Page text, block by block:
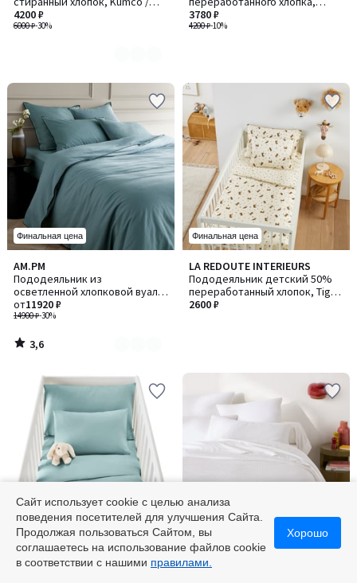
Кумко
6000 ₽-30%
4200 ₽
3
принт "пальмы", TAPAHI /
ТАПАХИ
4200 ₽-10%
3780 ₽
Финальная цена
AM.PM
Пододеяльник из
осветленной хлопковой вуали,
Gypse / Джипс
14900 ₽-30%
от11920 ₽
3,6
/ 5
Количество
цветов:
7
3,6
/
Финальная цена
LA REDOUTE INTERIEURS
Пододеяльник детский 50%
переработанный хлопок, Tigris
/ Тигрис
2600 ₽
Финальная цена
LA REDOUTE INTERIEURS
Пододеяльник детский из
LA REDOUTE INTERIEURS
Пододеяльник из хлопкового
4,8
/ 5
Сайт использует cookie с целью анализа
поведения посетителей для улучшения Сайта.
Продолжая пользоваться Сайтом, вы
соглашаетесь на использование файлов cookie
в соответствии с нашими правилами.
Хорошо